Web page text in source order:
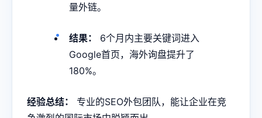
量外链。
结果：
6个月内主要关键词进入
Google首页，海外询盘提升了
180%。
经验总结：
专业的SEO外包团队，能让企业在竞